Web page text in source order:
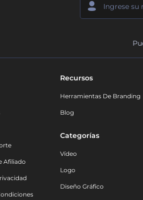
Afiliado
Recursos
Herramientas De Branding
Blog
Categorías
Vídeo
Logo
Diseño Gráfico